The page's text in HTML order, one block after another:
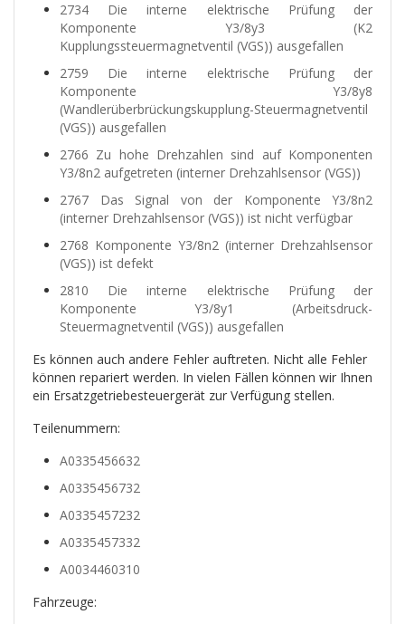
2734 Die interne elektrische Prüfung der
Komponente Y3/8y3 (K2
Kupplungssteuermagnetventil (VGS)) ausgefallen
2759 Die interne elektrische Prüfung der
Komponente Y3/8y8
(Wandlerüberbrückungskupplung-Steuermagnetventil
(VGS)) ausgefallen
2766 Zu hohe Drehzahlen sind auf Komponenten
Y3/8n2 aufgetreten (interner Drehzahlsensor (VGS))
2767 Das Signal von der Komponente Y3/8n2
(interner Drehzahlsensor (VGS)) ist nicht verfügbar
2768 Komponente Y3/8n2 (interner Drehzahlsensor
(VGS)) ist defekt
2810 Die interne elektrische Prüfung der
Komponente Y3/8y1 (Arbeitsdruck-
Steuermagnetventil (VGS)) ausgefallen
Es können auch andere Fehler auftreten. Nicht alle Fehler
können repariert werden. In vielen Fällen können wir Ihnen
ein Ersatzgetriebesteuergerät zur Verfügung stellen.
Teilenummern:
A0335456632
A0335456732
A0335457232
A0335457332
A0034460310
Fahrzeuge: